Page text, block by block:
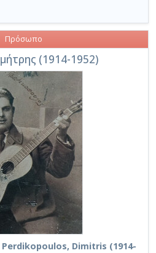
(1914-1952)
Πρόσωπο
Perdikopoulos, Dimitris (1914-